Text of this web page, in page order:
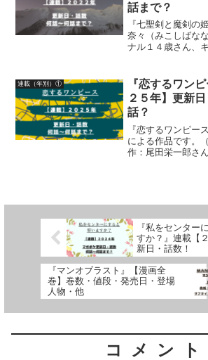
話まで？
『七聖剣と魔剣の
奈々（みこしばな
ナル１４歳さん、
について、詳しく
連載（年別）①
『恋するワン
２５年】更新
話？
『恋するワンピー
による作品です。
作：尾田栄一郎さ
『私をセンター
すか？』連載【
新日・話数！
『マンオブラスト』【漫画全
巻】巻数・値段・発売日・登場
人物・他
コメント